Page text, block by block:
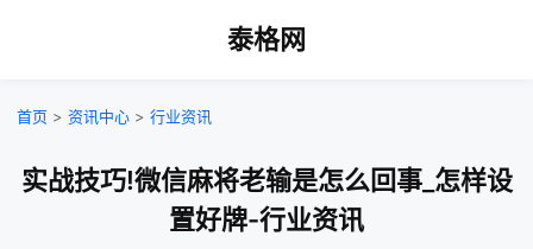
泰格网
首页 > 资讯中心 > 行业资讯
实战技巧!微信麻将老输是怎么回事_怎样设
置好牌-行业资讯